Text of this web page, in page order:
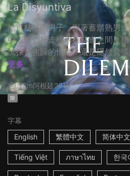
La Disyuntiva
結實精瘦的男子，跟著蓄鬍熟男
中，他們行走樹木與林道之間，
試探？焦躁的情緒？還是隱然賁
更多
13m阿根廷2018
限
字幕
English
繁體中文 简体中文
Tiếng Việt ภาษาไทย 한국